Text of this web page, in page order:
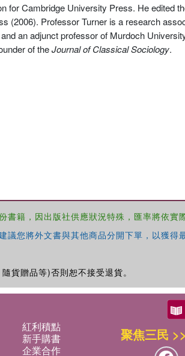
for Cambridge University Press. He edited
(2006). Professor Turner is a research
an adjunct professor of Murdoch
of theJournal of Classical Sociology.
籍，因出版社供應狀況特殊，匯率將依實
您將外文書與其他商品分開下單，以獲得
貨贈品等)否則恕不接受退貨。
紅利積點
新手購書
企業合作
聚焦三民 >>